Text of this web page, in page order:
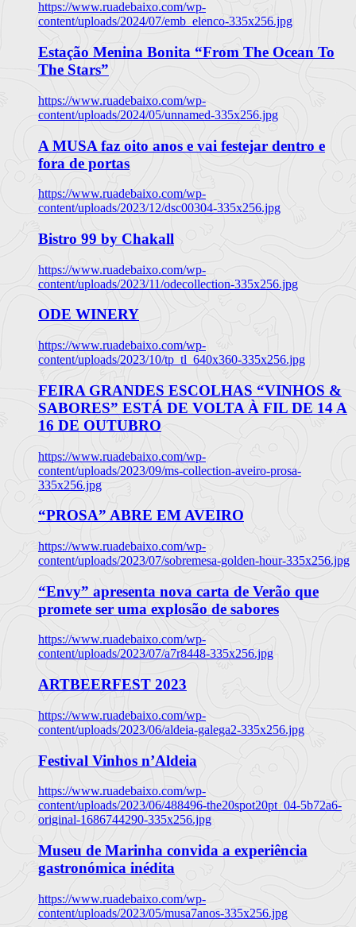
https://www.ruadebaixo.com/wp-
content/uploads/2024/07/emb_elenco-335x256.jpg
Estação Menina Bonita “From The Ocean To
The Stars”
https://www.ruadebaixo.com/wp-
content/uploads/2024/05/unnamed-335x256.jpg
A MUSA faz oito anos e vai festejar dentro e
fora de portas
https://www.ruadebaixo.com/wp-
content/uploads/2023/12/dsc00304-335x256.jpg
Bistro 99 by Chakall
https://www.ruadebaixo.com/wp-
content/uploads/2023/11/odecollection-335x256.jpg
ODE WINERY
https://www.ruadebaixo.com/wp-
content/uploads/2023/10/tp_tl_640x360-335x256.jpg
FEIRA GRANDES ESCOLHAS “VINHOS &
SABORES” ESTÁ DE VOLTA À FIL DE 14 A
16 DE OUTUBRO
https://www.ruadebaixo.com/wp-
content/uploads/2023/09/ms-collection-aveiro-prosa-
335x256.jpg
“PROSA” ABRE EM AVEIRO
https://www.ruadebaixo.com/wp-
content/uploads/2023/07/sobremesa-golden-hour-335x256.jpg
“Envy” apresenta nova carta de Verão que
promete ser uma explosão de sabores
https://www.ruadebaixo.com/wp-
content/uploads/2023/07/a7r8448-335x256.jpg
ARTBEERFEST 2023
https://www.ruadebaixo.com/wp-
content/uploads/2023/06/aldeia-galega2-335x256.jpg
Festival Vinhos n’Aldeia
https://www.ruadebaixo.com/wp-
content/uploads/2023/06/488496-the20spot20pt_04-5b72a6-
original-1686744290-335x256.jpg
Museu de Marinha convida a experiência
gastronómica inédita
https://www.ruadebaixo.com/wp-
content/uploads/2023/05/musa7anos-335x256.jpg